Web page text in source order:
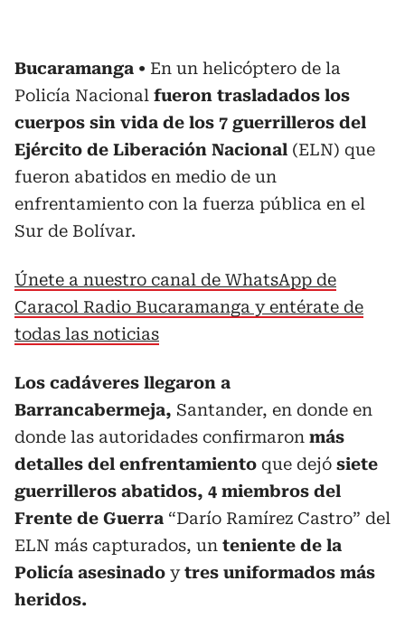
Bucaramanga
En un helicóptero de la
Policía Nacional fueron trasladados los
cuerpos sin vida de los 7 guerrilleros del
Ejército de Liberación Nacional (ELN) que
fueron abatidos en medio de un
enfrentamiento con la fuerza pública en el
Sur de Bolívar.
Únete a nuestro canal de WhatsApp de
Caracol Radio Bucaramanga y entérate de
todas las noticias
Los cadáveres llegaron a
Barrancabermeja, Santander, en donde en
donde las autoridades confirmaron más
detalles del enfrentamiento que dejó siete
guerrilleros abatidos, 4 miembros del
Frente de Guerra “Darío Ramírez Castro” del
ELN más capturados, un teniente de la
Policía asesinado ytres uniformados más
heridos.